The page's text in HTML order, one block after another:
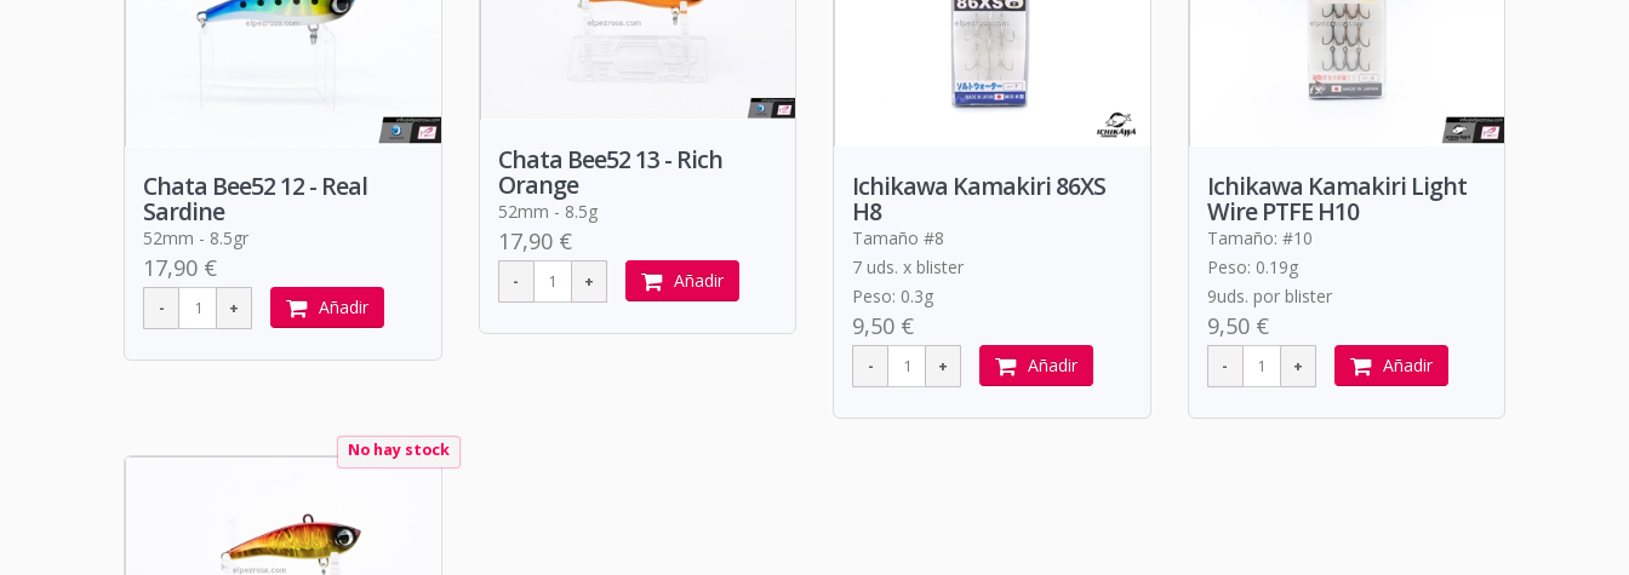
Chata Bee52 12 - Real
Sardine
52mm - 8.5gr
17,90 €
Añadir
Chata Bee52 13 - Rich
Orange
52mm - 8.5g
17,90 €
Añadir
Ichikawa Kamakiri 86XS
H8
Tamaño #8
7 uds. x blister
Peso: 0.3g
9,50 €
Añadir
Ichikawa Kamakiri Light
Wire PTFE H10
Tamaño: #10
Peso: 0.19g
9uds. por blister
9,50 €
Añadir
No hay stock